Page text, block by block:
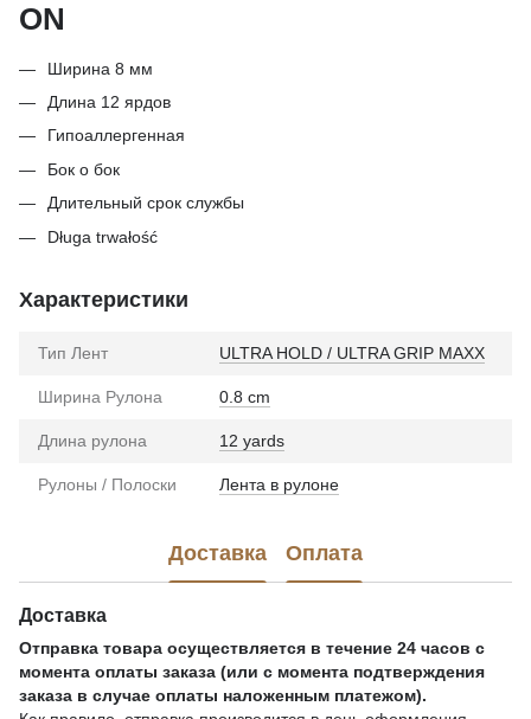
ON
Ширина 8 мм
Длина 12 ярдов
Гипоаллергенная
Бок о бок
Длительный срок службы
Długa trwałość
Характеристики
Тип Лент ULTRA HOLD / ULTRA GRIP MAXX
Ширина Рулона 0.8 cm
Длина рулона 12 yards
Рулоны / Полоски Лента в рулоне
Доставка Оплата
Доставка
Отправка товара осуществляется в течение 24 часов с
момента оплаты заказа (или с момента подтверждения
заказа в случае оплаты наложенным платежом).